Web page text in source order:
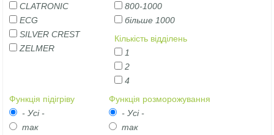
CLATRONIC
ECG
SILVER CREST
ZELMER
800-1000
більше 1000
Кількість відділень
1
2
4
Функція підігріву
- Усі -
так
Функція розморожування
- Усі -
так